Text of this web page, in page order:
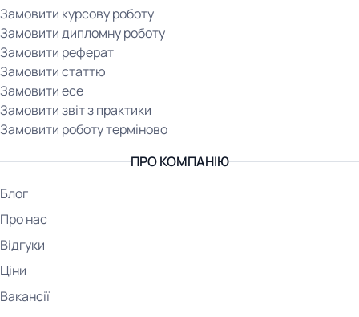
Замовити курсову роботу
Замовити дипломну роботу
Замовити реферат
Замовити статтю
Замовити есе
Замовити звіт з практики
Замовити роботу терміново
ПРО КОМПАНІЮ
Блог
Про нас
Відгуки
Ціни
Вакансії